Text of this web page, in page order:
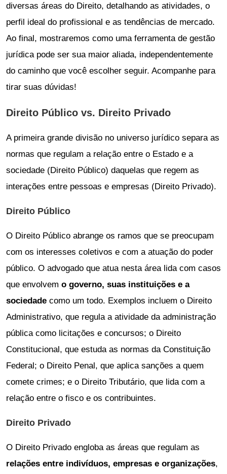
diversas áreas do Direito, detalhando as atividades, o
perfil ideal do profissional e as tendências de mercado.
Ao final, mostraremos como uma ferramenta de gestão
jurídica pode ser sua maior aliada, independentemente
do caminho que você escolher seguir. Acompanhe para
tirar suas dúvidas!
Direito Público vs. Direito Privado
A primeira grande divisão no universo jurídico separa as
normas que regulam a relação entre o Estado e a
sociedade (Direito Público) daquelas que regem as
interações entre pessoas e empresas (Direito Privado).
Direito Público
O Direito Público abrange os ramos que se preocupam
com os interesses coletivos e com a atuação do poder
público. O advogado que atua nesta área lida com casos
que envolvem o governo, suas instituições e a
sociedade como um todo. Exemplos incluem o Direito
Administrativo, que regula a atividade da administração
pública como licitações e concursos; o Direito
Constitucional, que estuda as normas da Constituição
Federal; o Direito Penal, que aplica sanções a quem
comete crimes; e o Direito Tributário, que lida com a
relação entre o fisco e os contribuintes.
Direito Privado
O Direito Privado engloba as áreas que regulam as
relações entre indivíduos, empresas e organizações,